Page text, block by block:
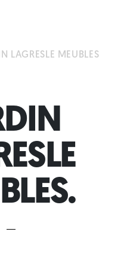
LAGRESLE MEUBLES